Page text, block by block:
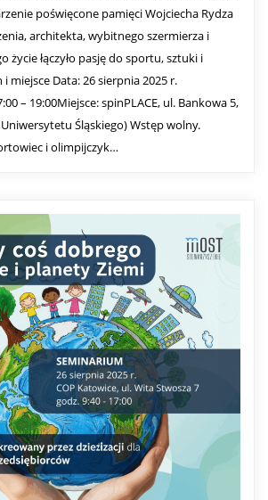
poświęcone pamięci Wojciecha Rydza
architekta, wybitnego szermierza i
życie łączyło pasję do sportu, sztuki i
miejsce Data: 26 sierpnia 2025 r.
– 19:00Miejsce: spinPLACE, ul. Bankowa 5,
Śląskiego) Wstęp wolny.
i olimpijczyk…